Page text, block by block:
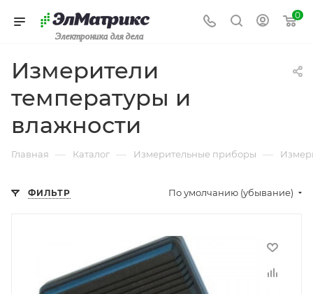
Электроника для дела
0
Измерители
температуры и
влажности
Главная — Каталог — Измерительные приборы —
ФИЛЬТР По умолчанию (убывание)